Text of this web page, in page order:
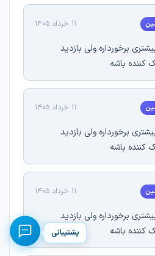
11 خرداد 1405
برخورداره ولی بازدید
کننده باشه
11 خرداد 1405
برخورداره ولی بازدید
کننده باشه
11 خرداد 1405
برخورداره ولی بازدید
کننده باشه
پشتیبانی